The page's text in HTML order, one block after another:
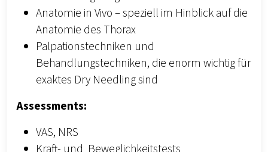
Anatomie in Vivo – speziell im Hinblick auf die
Anatomie des Thorax
Palpationstechniken und
Behandlungstechniken, die enorm wichtig für
exaktes Dry Needling sind
Assessments:
VAS, NRS